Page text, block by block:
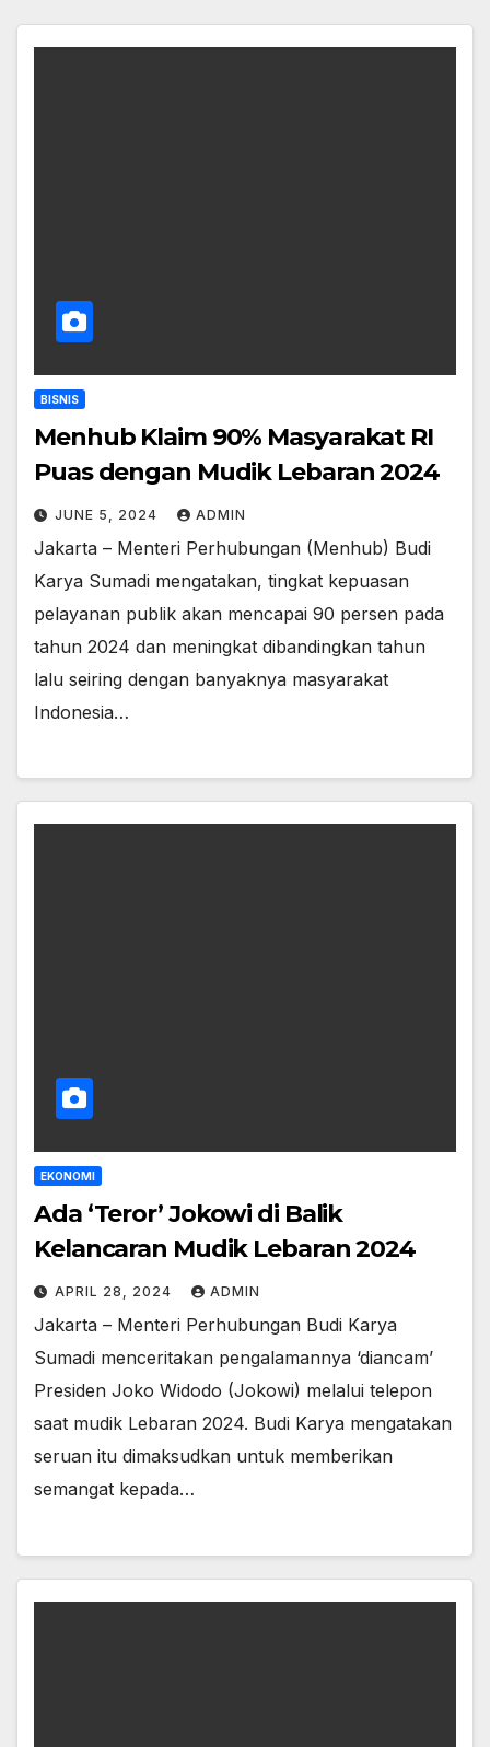
BISNIS
Menhub Klaim 90% Masyarakat RI
Puas dengan Mudik Lebaran 2024
JUNE 5, 2024 ADMIN
Jakarta – Menteri Perhubungan (Menhub) Budi
Karya Sumadi mengatakan, tingkat kepuasan
pelayanan publik akan mencapai 90 persen pada
tahun 2024 dan meningkat dibandingkan tahun
lalu seiring dengan banyaknya masyarakat
Indonesia…
EKONOMI
Ada ‘Teror’ Jokowi di Balik
Kelancaran Mudik Lebaran 2024
APRIL 28, 2024 ADMIN
Jakarta – Menteri Perhubungan Budi Karya
Sumadi menceritakan pengalamannya ‘diancam’
Presiden Joko Widodo (Jokowi) melalui telepon
saat mudik Lebaran 2024. Budi Karya mengatakan
seruan itu dimaksudkan untuk memberikan
semangat kepada…